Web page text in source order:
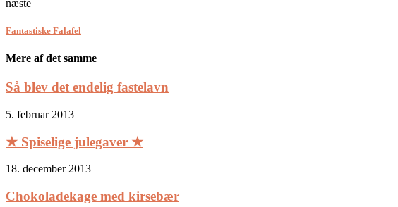
næste
Fantastiske Falafel
Mere af det samme
Så blev det endelig fastelavn
5. februar 2013
★ Spiselige julegaver ★
18. december 2013
Chokoladekage med kirsebær